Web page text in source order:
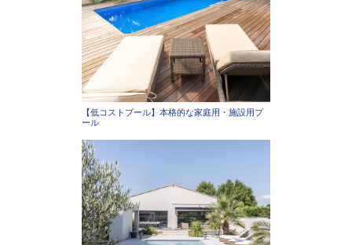
【低コストプール】本格的な家庭用・施設用プ
ール